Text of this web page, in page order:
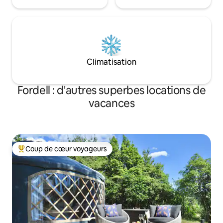
Climatisation
Fordell : d'autres superbes locations de
vacances
Coups de cœur voyageurs les plus appréciés
Coup de cœur voyageurs